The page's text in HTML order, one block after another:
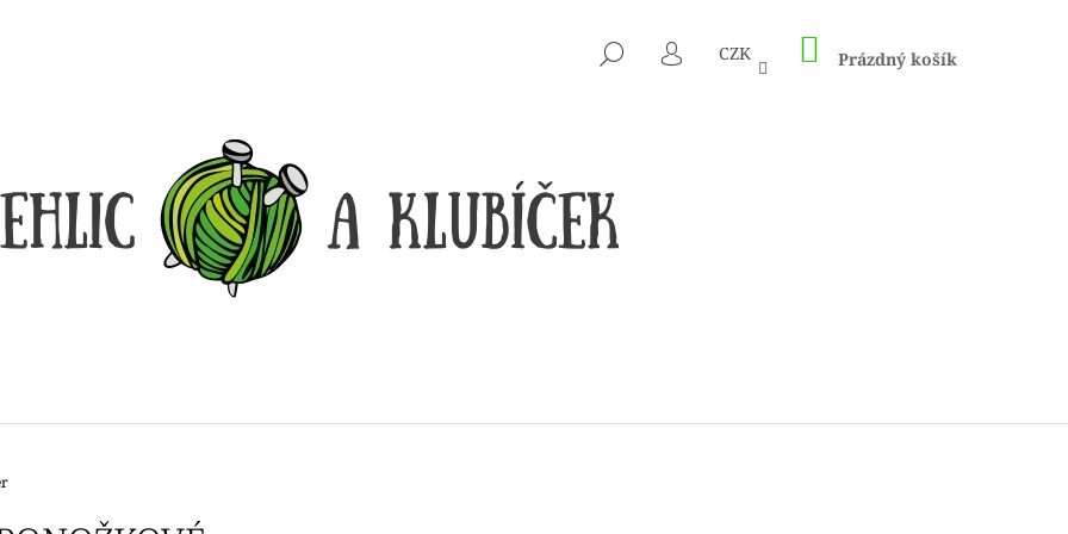
HLEDAT
PŘIHLÁŠENÍ
CZK NÁKUPNÍ
KOŠÍK
Prázdný košík
CO POTŘEBUJETE NAJÍT?
HLEDAT
NA DROBNOSTI
Kč